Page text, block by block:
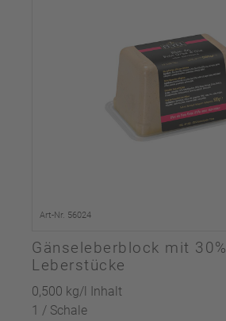
Art-Nr. 56024
Gänseleberblock mit 30%
Leberstücke
0,500 kg/l Inhalt
1 / Schale